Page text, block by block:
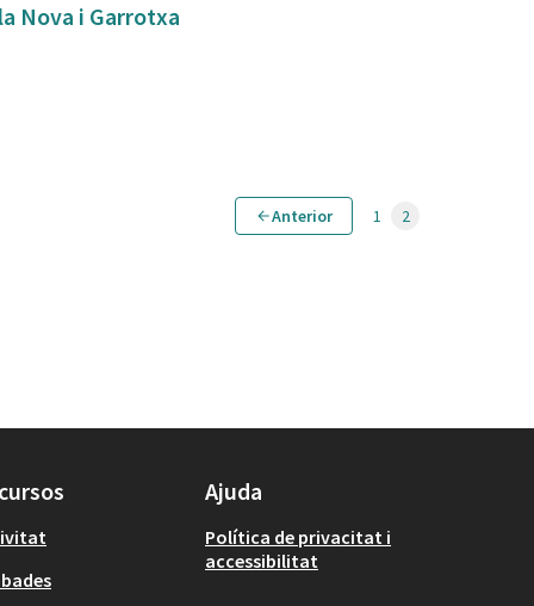
Nova i Garrotxa
Anterior 1 2
Ajuda
Política de privacitat i
accessibilitat